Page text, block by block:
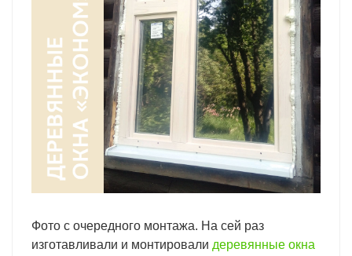
Фото с очередного монтажа. На сей раз
изготавливали и монтировали деревянные окна